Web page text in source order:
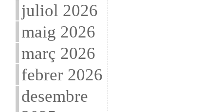
juliol 2026
maig 2026
març 2026
febrer 2026
desembre